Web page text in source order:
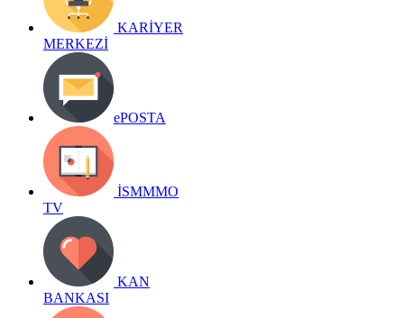
KARİYER
MERKEZİ
ePOSTA
İSMMMO
TV
KAN
BANKASI